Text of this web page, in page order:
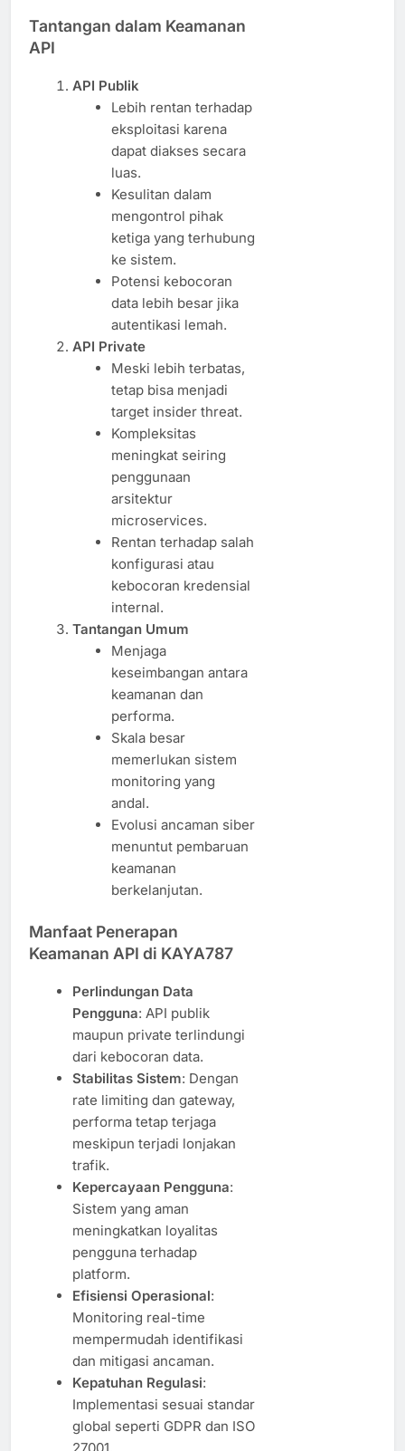
Tantangan dalam Keamanan
API
API Publik
Lebih rentan terhadap
eksploitasi karena
dapat diakses secara
luas.
Kesulitan dalam
mengontrol pihak
ketiga yang terhubung
ke sistem.
Potensi kebocoran
data lebih besar jika
autentikasi lemah.
API Private
Meski lebih terbatas,
tetap bisa menjadi
target insider threat.
Kompleksitas
meningkat seiring
penggunaan
arsitektur
microservices.
Rentan terhadap salah
konfigurasi atau
kebocoran kredensial
internal.
Tantangan Umum
Menjaga
keseimbangan antara
keamanan dan
performa.
Skala besar
memerlukan sistem
monitoring yang
andal.
Evolusi ancaman siber
menuntut pembaruan
keamanan
berkelanjutan.
Manfaat Penerapan
Keamanan API di KAYA787
Perlindungan Data
Pengguna: API publik
maupun private terlindungi
dari kebocoran data.
Stabilitas Sistem: Dengan
rate limiting dan gateway,
performa tetap terjaga
meskipun terjadi lonjakan
trafik.
Kepercayaan Pengguna:
Sistem yang aman
meningkatkan loyalitas
pengguna terhadap
platform.
Efisiensi Operasional:
Monitoring real-time
mempermudah identifikasi
dan mitigasi ancaman.
Kepatuhan Regulasi:
Implementasi sesuai standar
global seperti GDPR dan ISO